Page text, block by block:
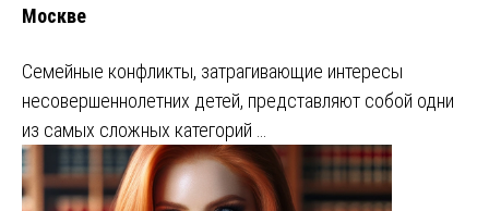
Москве
Семейные конфликты, затрагивающие интересы
несовершеннолетних детей, представляют собой одни
из самых сложных категорий …